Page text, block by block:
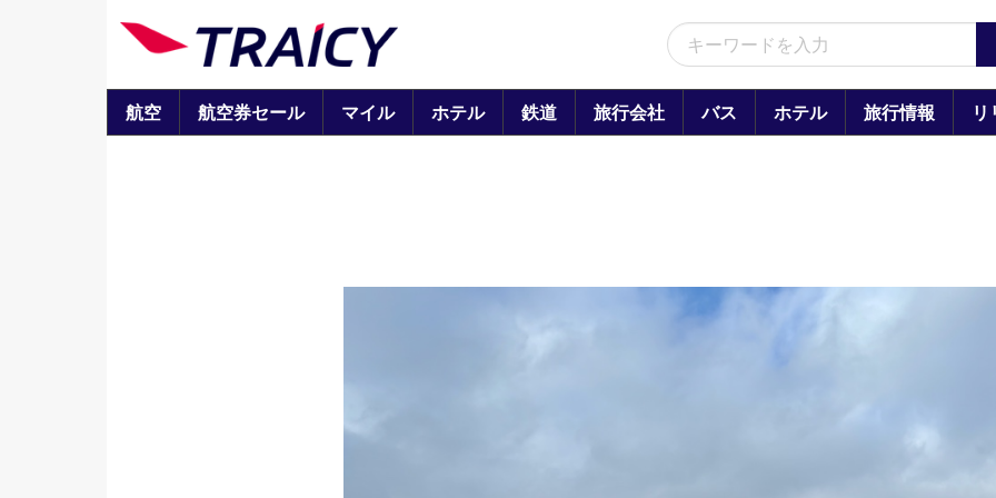
航空 航空券セール マイル ホテル 鉄道 旅行会社 バス ホテル 旅行情報 リ